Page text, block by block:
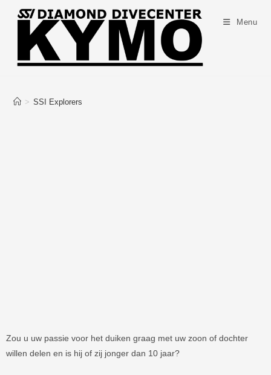
Menu
> SSI Explorers
Zou u uw passie voor het duiken graag met uw zoon of dochter
willen delen en is hij of zij jonger dan 10 jaar?